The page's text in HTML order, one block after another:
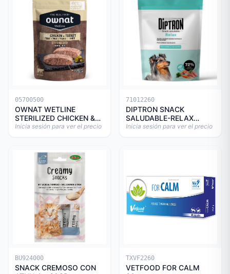
05700500
OWNAT WETLINE
STERILIZED CHICKEN &
TURKEY CAT 85gr
Inicia sesión para ver el precio
71012260
DIPTRON SNACK
SALUDABLE-RELAX
150GR
Inicia sesión para ver el precio
BU924000
SNACK CREMOSO CON
TXVF2260
VETFOOD FOR CALM